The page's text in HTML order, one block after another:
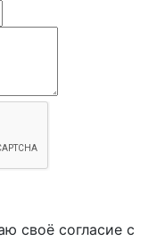
своё согласие с